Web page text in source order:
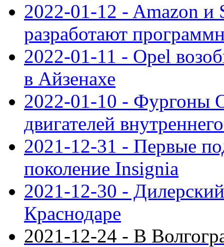
2022-01-12 - Amazon и
разработают
2022-01-11 - Opel
в Айзенахе
2022-01-10 - Фургоны
двигателей
2021-12-31 - Первые
поколение Insignia
2021-12-30 -
Краснодаре
2021-12-24 - В